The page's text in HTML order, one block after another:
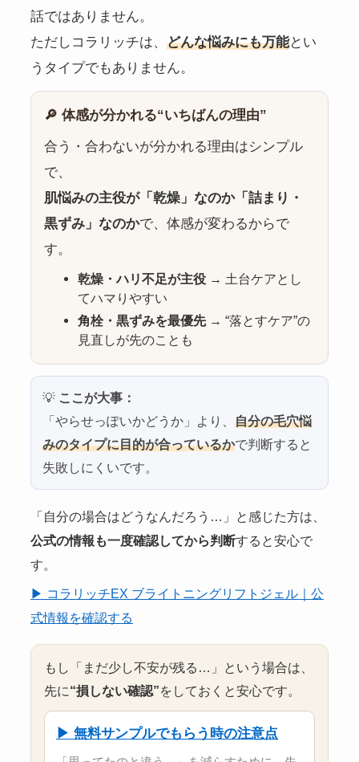
話ではありません。
ただしコラリッチは、 どんな悩みにも万能とい
うタイプでもありません。
🔎 体感が分かれる“いちばんの理由”
合う・合わないが分かれる理由はシンプル
で、
肌悩みの主役が「乾燥」なのか「詰まり・
黒ずみ」なのかで、体感が変わるからで
す。
乾燥・ハリ不足が主役 → 土台ケアとし
てハマりやすい
角栓・黒ずみを最優先→ “落とすケア”の
見直しが先のことも
💡 ここが大事：
「やらせっぽいかどうか」より、 自分の毛穴悩
みのタイプに目的が合っているかで判断すると
失敗しにくいです。
「自分の場合はどうなんだろう…」と感じた方は、
公式の情報も一度確認してから判断すると安心で
す。
▶ コラリッチEX ブライトニングリフトジェル｜公
式情報を確認する
もし「まだ少し不安が残る…」という場合は、
先に“損しない確認”をしておくと安心です。
▶ 無料サンプルでもらう時の注意点